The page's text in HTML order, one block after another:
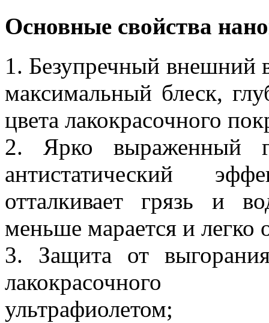
Основные свойства
1. Безупречный внешний
максимальный блеск,
цвета лакокрасочного
2. Ярко выраженный
антистатический
отталкивает грязь и
меньше марается и легко
3. Защита от
ультрафиолетом;